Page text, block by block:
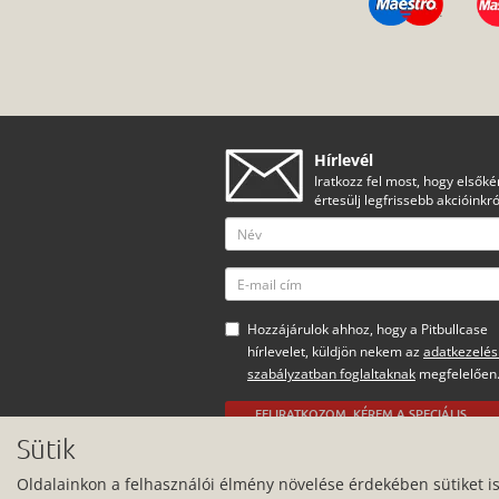
Hírlevél
Iratkozz fel most, hogy
értesülj legfrissebb
Hozzájárulok ahhoz, hogy a Pitbullcase
hírlevelet, küldjön nekem az
szabályzatban foglaltaknak megfelelően.
FELIRATKOZOM, KÉREM A SPECIÁLIS
Minden jog fenntartva.
Sütik
Oldalainkon a felhasználói élmény növelése érdekében sütiket